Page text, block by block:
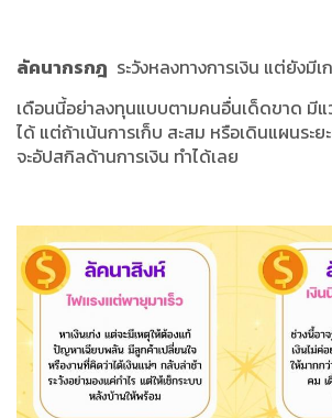
ลัคนากรกฎ ระวังหลงทางการเงิน แต่ยังมีเ
เดือนนี้อย่าลงทุนแบบตามคนอื่นเด็ดขาด มีแ
ได้ แต่ถ้าเน้นการเก็บ สะสม หรือเดินแผนระย
จะอัปสกิลด้านการเงิน ทำได้เลย